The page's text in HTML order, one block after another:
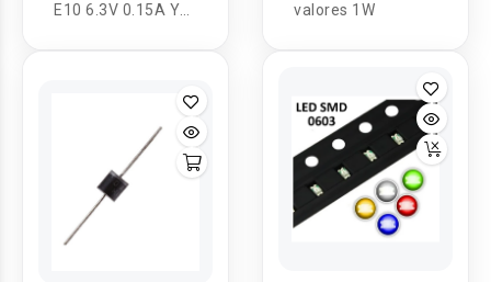
E10 6.3V 0.15A Y
valores 1W